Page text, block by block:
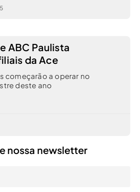
ABC Paulista
da Ace
começarão a operar no
deste ano
nossa newsletter